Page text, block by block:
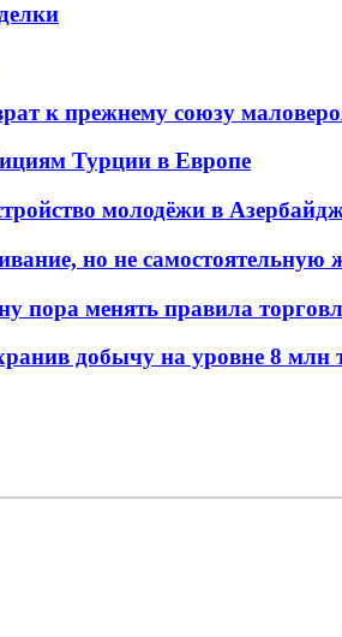
к прежнему союзу
Турции в Европе
молодёжи в
но не самостоятельную
пора менять правила
добычу на уровне 8 млн